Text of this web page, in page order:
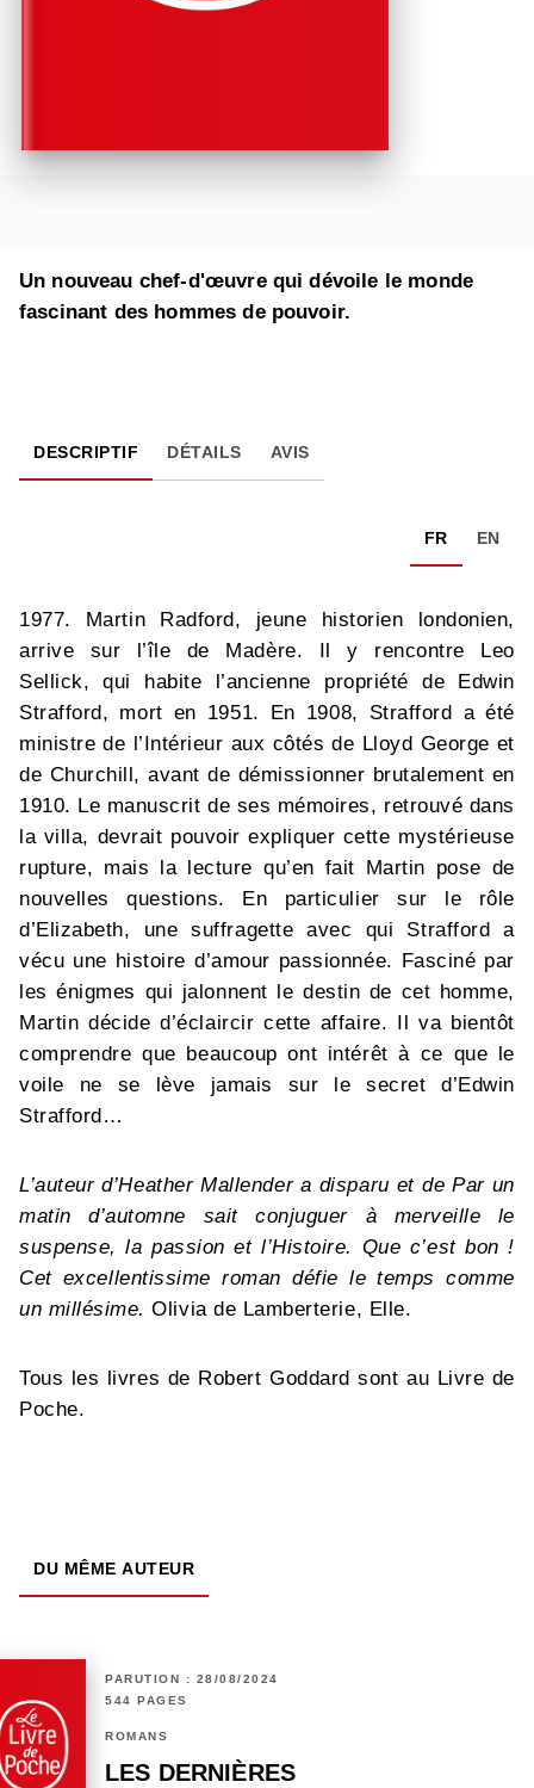
Un nouveau chef-d'œuvre qui dévoile le monde
fascinant des hommes de pouvoir.
DESCRIPTIF DÉTAILS AVIS
FR EN
1977. Martin Radford, jeune historien londonien,
arrive sur l’île de Madère. Il y rencontre Leo
Sellick, qui habite l’ancienne propriété de Edwin
Strafford, mort en 1951. En 1908, Strafford a été
ministre de l’Intérieur aux côtés de Lloyd George et
de Churchill, avant de démissionner brutalement en
1910. Le manuscrit de ses mémoires, retrouvé dans
la villa, devrait pouvoir expliquer cette mystérieuse
rupture, mais la lecture qu’en fait Martin pose de
nouvelles questions. En particulier sur le rôle
d’Elizabeth, une suffragette avec qui Strafford a
vécu une histoire d’amour passionnée. Fasciné par
les énigmes qui jalonnent le destin de cet homme,
Martin décide d’éclaircir cette affaire. Il va bientôt
comprendre que beaucoup ont intérêt à ce que le
voile ne se lève jamais sur le secret d’Edwin
Strafford…
L’auteur d’Heather Mallender a disparu et de Par un
matin d’automne sait conjuguer à merveille le
suspense, la passion et l’Histoire. Que c’est bon !
Cet excellentissime roman défie le temps comme
un millésime. Olivia de Lamberterie, Elle.
Tous les livres de Robert Goddard sont au Livre de
Poche.
DU MÊME AUTEUR
PARUTION : 28/08/2024
544 PAGES
ROMANS
LES DERNIÈRES